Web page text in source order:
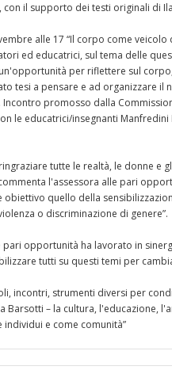
con il supporto dei testi originali di
alle 17 “Il corpo come
ed educatrici, sul tema delle
per riflettere sul
tesi a pensare e ad organizzare
promosso dalla
le educatrici/insegnanti
tutte le realtà, le donne e
l'assessora alle pari
obiettivo quello della
o discriminazione di genere”.
pari opportunità ha lavorato in
tutti su questi temi per
incontri, strumenti diversi per
Barsotti – la cultura, l'educazione,
e come comunità”